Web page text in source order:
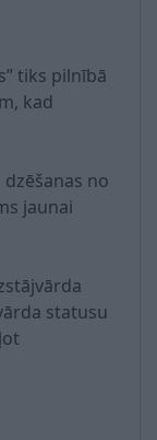
tiks pilnībā
kad
no
jaunai
statusu